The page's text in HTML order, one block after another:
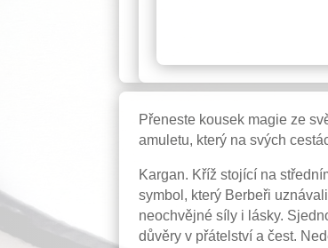
Přeneste kousek magie ze
amuletu, který na svých
Kargan. Kříž stojící na
symbol, který Berbeři
neochvějné síly i lásky.
důvěry v přátelství a čest.